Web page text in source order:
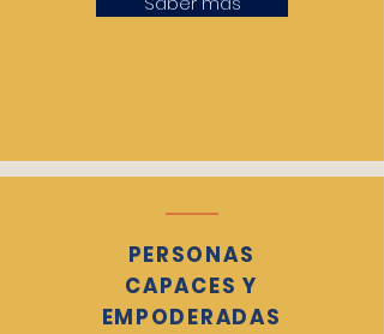
PERSONAS
CAPACES Y
EMPODERADAS